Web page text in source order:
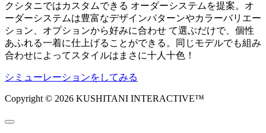
クシタニではカスタムできる オーダーシステムを提案。オ
ーダーシステムは豊富なデザインパターンやカラーバリエー
ション、オプションから好みに合わせ て選ぶだけで、個性
あふれる一着に仕上げることができる。同じモデルでも組み
合わせによってスタイルはまさに十人十色！
シミューレーションをしてみる
Copyright © 2026 KUSHITANI INTERACTIVE™